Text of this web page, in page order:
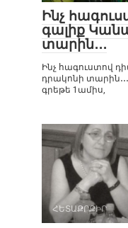
Ինչ
գալիք
տարին․․․
Ինչ հագուստով
դրակոնի
գրեթե 1ամիս,
ՀԵՏԱՔՐՔԻՐ